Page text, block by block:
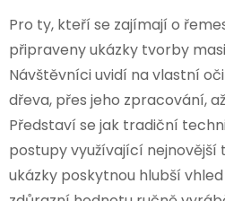
Pro ty, kteří se zajímají o
připraveny ukázky tvorby
Návštěvníci uvidí na vlastní
dřeva, přes jeho zpracování,
Představí se jak tradiční
postupy využívající nejnovější
ukázky poskytnou hlubší